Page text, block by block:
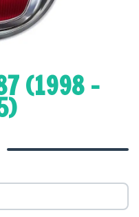
(1998 -